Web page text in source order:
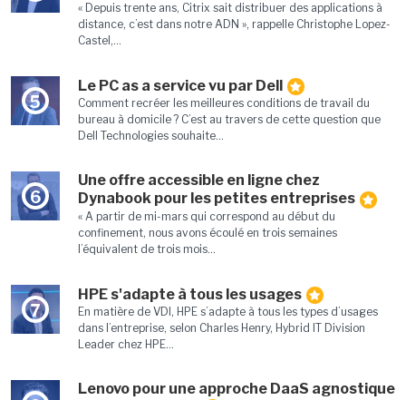
« Depuis trente ans, Citrix sait distribuer des applications à
distance, c’est dans notre ADN », rappelle Christophe Lopez-
Castel,...
5
Le PC as a service vu par Dell
Comment recréer les meilleures conditions de travail du
bureau à domicile ? C’est au travers de cette question que
Dell Technologies souhaite...
6
Une offre accessible en ligne chez
Dynabook pour les petites entreprises
« A partir de mi-mars qui correspond au début du
confinement, nous avons écoulé en trois semaines
l’équivalent de trois mois...
7
HPE s'adapte à tous les usages
En matière de VDI, HPE s’adapte à tous les types d’usages
dans l’entreprise, selon Charles Henry, Hybrid IT Division
Leader chez HPE...
Lenovo pour une approche DaaS agnostique